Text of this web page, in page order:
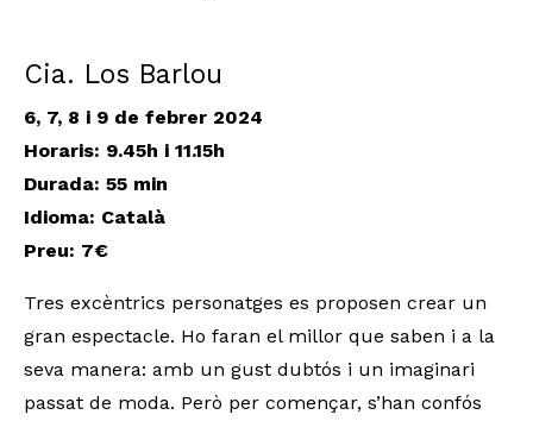
Cia. Los Barlou
6, 7, 8 i 9 de febrer 2024
Horaris: 9.45h i 11.15h
Durada: 55 min
Idioma: Català
Preu: 7€
Tres excèntrics personatges es proposen crear un
gran espectacle. Ho faran el millor que saben i a la
seva manera: amb un gust dubtós i un imaginari
passat de moda. Però per començar, s’han confós